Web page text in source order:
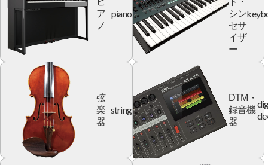
ア
ノ
piano
シン
セサ
イザ
ー
弦
楽
器
string
DTM・
録音機
器